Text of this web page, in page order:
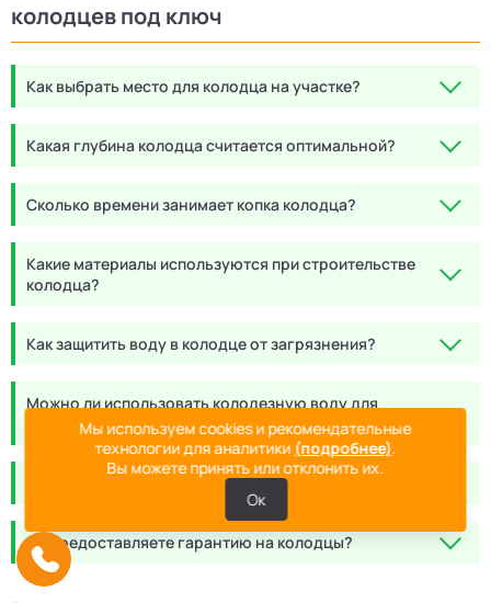
колодцев под ключ
Как выбрать место для колодца на участке?
Какая глубина колодца считается оптимальной?
Сколько времени занимает копка колодца?
Какие материалы используются при строительстве
колодца?
Как защитить воду в колодце от загрязнения?
Можно ли использовать колодезную воду для
Как ухаживать за колодцем после установки?
Вы предоставляете гарантию на колодцы?
Мы используем cookies и рекомендательные
технологии для аналитики (подробнее).
Вы можете принять или отклонить их.
Ок